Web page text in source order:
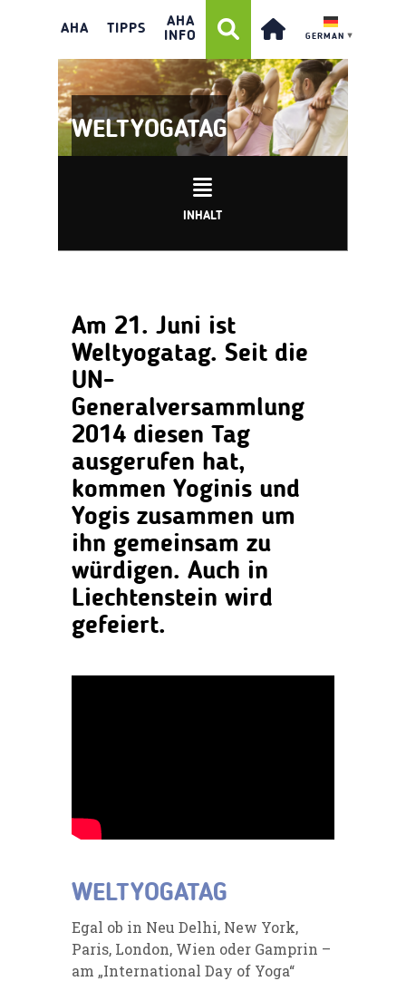
AHA TIPPS
AHA
INFO
GERMAN ▼
WELTYOGATAG
INHALT
Am 21. Juni ist
Weltyogatag. Seit die
UN-
Generalversammlung
2014 diesen Tag
ausgerufen hat,
kommen Yoginis und
Yogis zusammen um
ihn gemeinsam zu
würdigen. Auch in
Liechtenstein wird
gefeiert.
WELTYOGATAG
Egal ob in Neu Delhi, New York,
Paris, London, Wien oder Gamprin –
am „International Day of Yoga“